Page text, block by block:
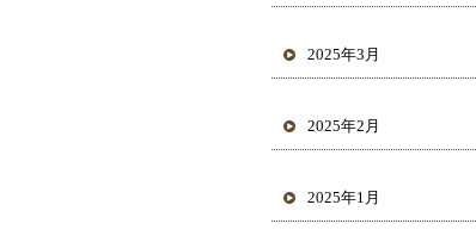
2025年3月
2025年2月
2025年1月